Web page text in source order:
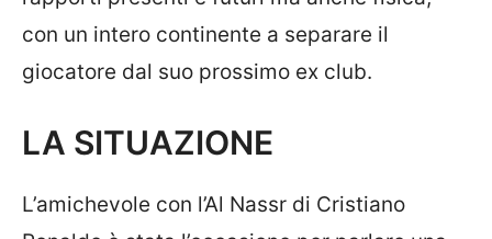
con un intero continente a separare il
giocatore dal suo prossimo ex club.
LA SITUAZIONE
L’amichevole con l’Al Nassr di Cristiano